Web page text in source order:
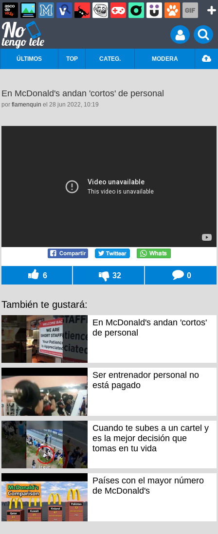
ÚLTIMOS TOP CATEG. MODERA
En McDonald's andan 'cortos' de personal
por flamenquin el 28 jun 2022, 10:19
6 32 0
También te gustará:
En McDonald's andan 'cortos'
de personal
Ser entrenador personal no
está pagado
Cuando te subes a un cartel y
es la mejor decisión que
tomas en tu vida
Países con el mayor número
de McDonald's